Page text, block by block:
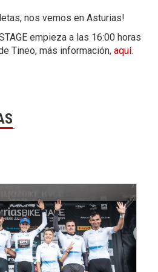
nos vemos en Asturias!
empieza a las 16:00 horas
Tineo, más información, aquí.